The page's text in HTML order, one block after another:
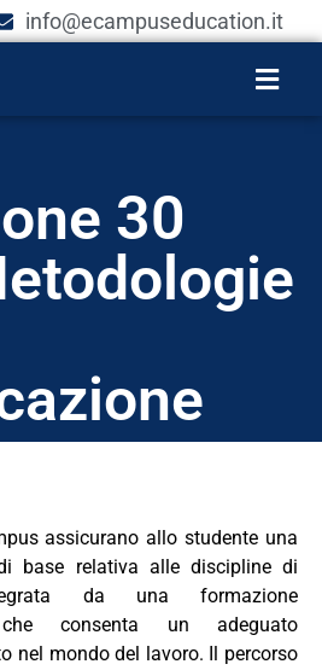
info@ecampuseducation.it
30
assicurano allo studente una
base relativa alle discipline di
da una formazione
che consenta un adeguato
nel mondo del lavoro. Il percorso